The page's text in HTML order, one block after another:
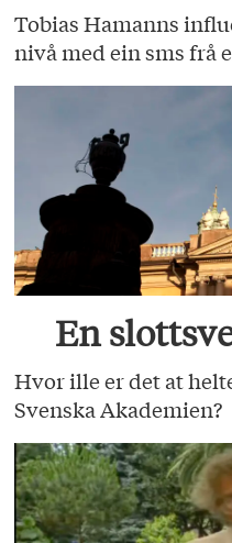
Tobias Hamanns
nivå med ein sms frå
En
Hvor ille er det at
Svenska Akademien?